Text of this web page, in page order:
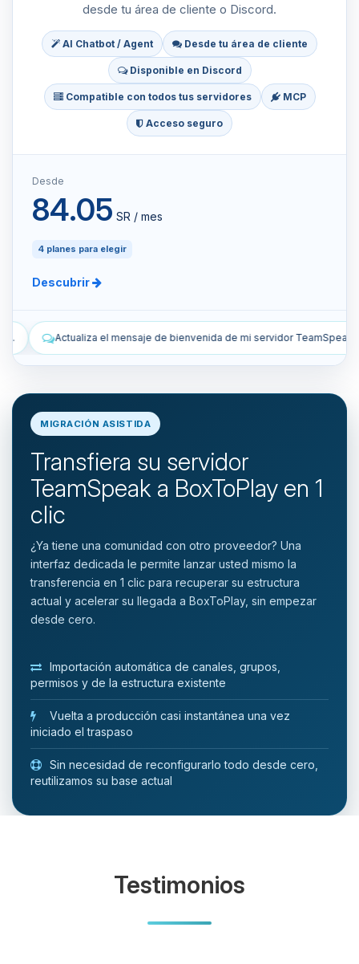
desde tu área de cliente o Discord.
AI Chatbot / Agent Desde tu área de cliente
Disponible en Discord
Compatible con todos tus servidores MCP
Acceso seguro
Desde
84.05 SR / mes
4 planes para elegir
Descubrir
de mi servidor TeamSpeak. Lista los snapshots
MIGRACIÓN ASISTIDA
Transfiera su servidor
TeamSpeak a BoxToPlay en 1
clic
¿Ya tiene una comunidad con otro proveedor? Una
interfaz dedicada le permite lanzar usted mismo la
transferencia en 1 clic para recuperar su estructura
actual y acelerar su llegada a BoxToPlay, sin empezar
desde cero.
Importación automática de canales, grupos,
permisos y de la estructura existente
Vuelta a producción casi instantánea una vez
iniciado el traspaso
Sin necesidad de reconfigurarlo todo desde cero,
reutilizamos su base actual
Testimonios